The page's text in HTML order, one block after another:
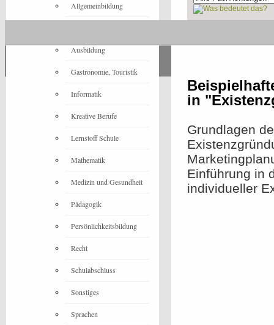
in
Grundlagen
Einführung in
individueller
Allgemeinbildung
Ausbildung
Gastronomie, Touristik
Informatik
Kreative Berufe
Lernstoff Schule
Mathematik
Medizin und Gesundheit
Pädagogik
Persönlichkeitsbildung
Recht
Schulabschluss
Sonstiges
Sprachen